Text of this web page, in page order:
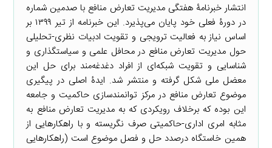
انتشار خبرنامۀ هفتگی مدیریت تعارض منافع با صدمین شماره
در دورۀ فعلی خود پایان می‌پذیرد. این خبرنامه از تیر ۱۳۹۹ بر
اساس نیاز به فعالیت ترویجی و تقویت ادبیات نظری-تحلیلی
حول مدیریت تعارض منافع در محافل علمی و سیاستگذاری و
شناسایی و تقویت شبکه‌ای از افراد دغدغه‌مند برای حل این
معضل ملی شکل گرفته و منتشر شد. ایدۀ اصلی در پیگیری
موضوع تعارض منافع در مرکز توانمندسازی حاکمیت و جامعه
این بوده که برخلاف رویکردی که به مدیریت تعارض منافع به
مثابه امری اداری-حاکمیتی صرف نگریسته و با راهکارهایی از
همین خاستگاه درصدد حل و فصل موضوع است (راهکارهایی